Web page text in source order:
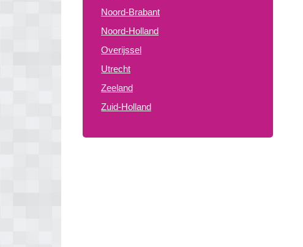
Noord-Brabant
Noord-Holland
Overijssel
Utrecht
Zeeland
Zuid-Holland